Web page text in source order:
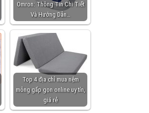
Omron: Thông Tin Chi Tiết
Và Hướng Dẫn…
Top 4 địa chỉ mua nệm
mỏng gấp gọn online uy tín,
giá rẻ